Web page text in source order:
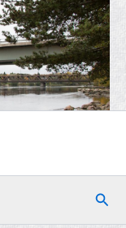
Hae